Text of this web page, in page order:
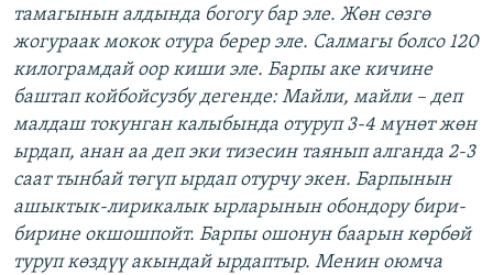
тамагынын алдында богогу бар эле. Жөн сөзгө
жогураак мокок отура берер эле. Салмагы болсо 120
килограмдай оор киши эле. Барпы аке кичине
баштап койбойсузбу дегенде: Майли, майли – деп
малдаш токунган калыбында отуруп 3-4 мүнөт жөн
ырдап, анан аа деп эки тизесин таянып алганда 2-3
саат тынбай төгүп ырдап отурчу экен. Барпынын
ашыктык-лирикалык ырларынын обондору бири-
бирине окшошпойт. Барпы ошонун баарын көрбөй
туруп көздүү акындай ырдаптыр. Менин оюмча